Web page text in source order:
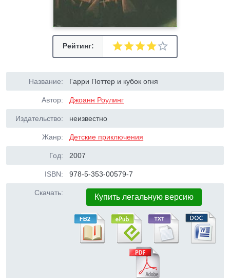
Рейтинг:
Название: Гарри Поттер и кубок огня
Автор: Джоанн Роулинг
Издательство: неизвестно
Жанр: Детские приключения
Год: 2007
ISBN: 978-5-353-00579-7
Скачать: Купить легальную версию